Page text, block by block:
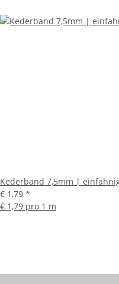
Kederband 7,5mm |
€ 1,79 *
€ 1,79 pro 1 m